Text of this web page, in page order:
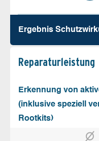
Ergebnis
Reparatur­leistung
Erkennung von
(inklusive speziell
Rootkits)